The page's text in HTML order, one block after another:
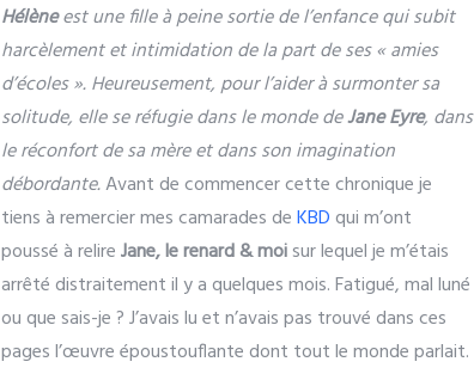
Hélèneest une fille à peine sortie de l’enfance qui subit
harcèlement et intimidation de la part de ses « amies
d’écoles ». Heureusement, pour l’aider à surmonter sa
solitude, elle se réfugie dans le monde deJane Eyre, dans
le réconfort de sa mère et dans son imagination
débordante.Avant de commencer cette chronique je
tiens à remercier mes camarades deKBD qui m’ont
poussé à relireJane, le renard & moisur lequel je m’étais
arrêté distraitement il y a quelques mois. Fatigué, mal luné
ou que sais-je ? J’avais lu et n’avais pas trouvé dans ces
pages l’œuvre époustouflante dont tout le monde parlait.